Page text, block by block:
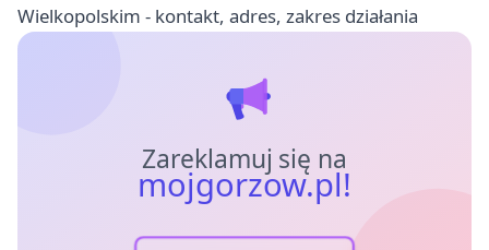
Wielkopolskim - kontakt, adres, zakres działania
Zareklamuj się na
mojgorzow.pl!